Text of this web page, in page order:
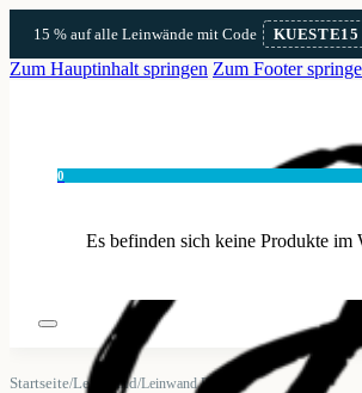
15 % auf alle Leinwände mit Code KUESTE15
Zum Hauptinhalt springen Zum Footer
0
Es befinden sich keine Produkte im
Startseite/Leinwand/Leinwand Rerik 2